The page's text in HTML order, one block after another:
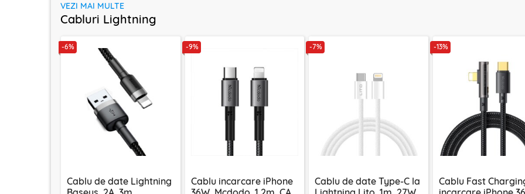
VEZI MAI MULTE
Cabluri Lightning
-6%
Cablu de date Lightning
-9%
Cablu incarcare iPhone
-7%
Cablu de date Type-C la
-13%
Cablu Fast